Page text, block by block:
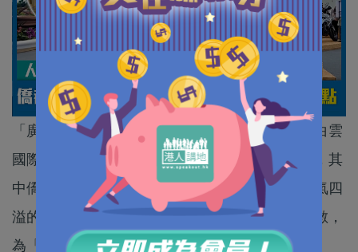
「廣貨行天下」夏季行動啟動儀式，近日在廣州白雲
國際機場舉行。活動現場展出了廣東省各地產品，其
中僑都江門的「煙火氣」成為全場亮點之一，香氣四
溢的僑都咖啡、創意十足的文創產品火速圈粉無數，
為「廣貨盛宴」注入獨特的僑鄉魅力。